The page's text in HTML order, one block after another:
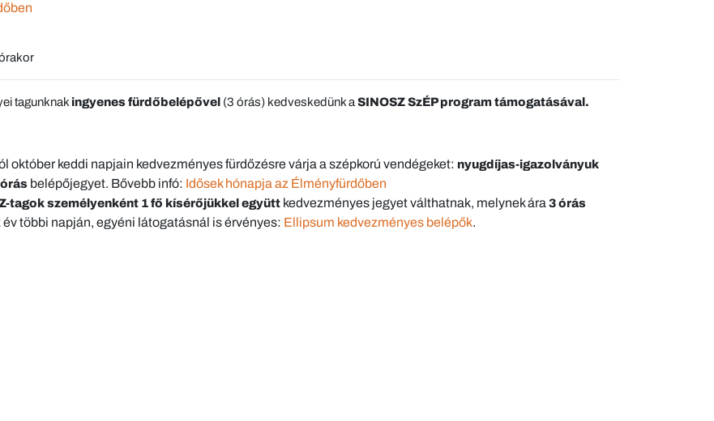
tagunknakingyenes fürdőbelépővel (3 órás) kedveskedünk aSINOSZ SzÉP program támogatásával.
október keddi napjain kedvezményes fürdőzésre várja a szépkorú vendégeket: nyugdíjas-igazolványuk
belépőjegyet. Bővebb infó: Idősek hónapja az Élményfürdőben
tagok személyenként 1 fő kísérőjükkel együtt kedvezményes jegyet válthatnak, melynek ára 3 órás
év többi napján, egyéni látogatásnál is érvényes: Ellipsum kedvezményes belépők.